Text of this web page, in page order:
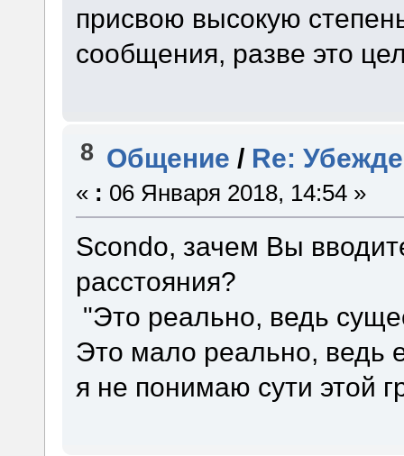
присвою высокую
сообщения, разве это
8 Общение / Re:
« : 06 Января 2018, 14:54 »
Scondo, зачем Вы
расстояния?
"Это реально, ведь
Это мало реально, ведь
я не понимаю сути этой